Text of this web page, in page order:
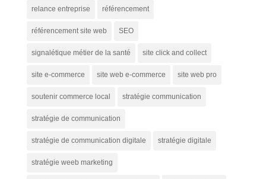
relance entreprise référencement
référencement site web SEO
signalétique métier de la santé site click and collect
site e-commerce site web e-commerce site web pro
soutenir commerce local stratégie communication
stratégie de communication
stratégie de communication digitale stratégie digitale
stratégie weeb marketing